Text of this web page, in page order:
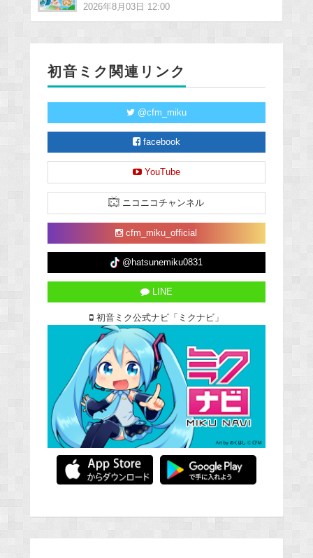
2026年8月03日 12:00
初音ミク関連リンク
@cfm_miku
facebook
YouTube
ニコニコチャンネル
cfm_miku_official
@hatsunemiku0831
LINE
初音ミク公式ナビ「ミクナビ」